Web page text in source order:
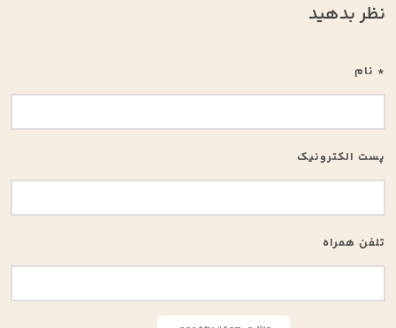
نظر بدهید
* نام
پست الکترونیک
تلفن همراه